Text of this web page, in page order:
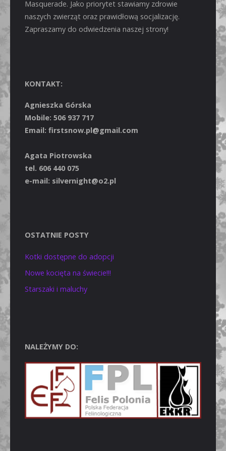
Masquerade. Jako priorytet stawiamy zdrowie
naszych zwierząt oraz prawidłową socjalizację.
Zapraszamy do odwiedzenia naszej strony!
KONTAKT:
Agnieszka Górska
Mobile: 506 937 717
Email: firstsnow.pl@gmail.com
Agata Piotrowska
tel. 606 440 075
e-mail: silvernight@o2.pl
OSTATNIE POSTY
Kotki dostępne do adopcji
Nowe kocięta na świecie!!!
Starszaki i maluchy
NALEŻYMY DO: